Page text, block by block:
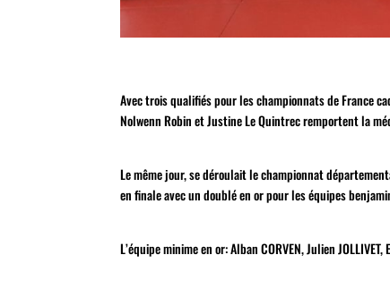
Avec trois qualifiés pour les championnats de France
Nolwenn Robin et Justine Le Quintrec remportent la
Le même jour, se déroulait le championnat
en finale avec un doublé en or pour les équipes
L’équipe minime en or: Alban CORVEN, Julien